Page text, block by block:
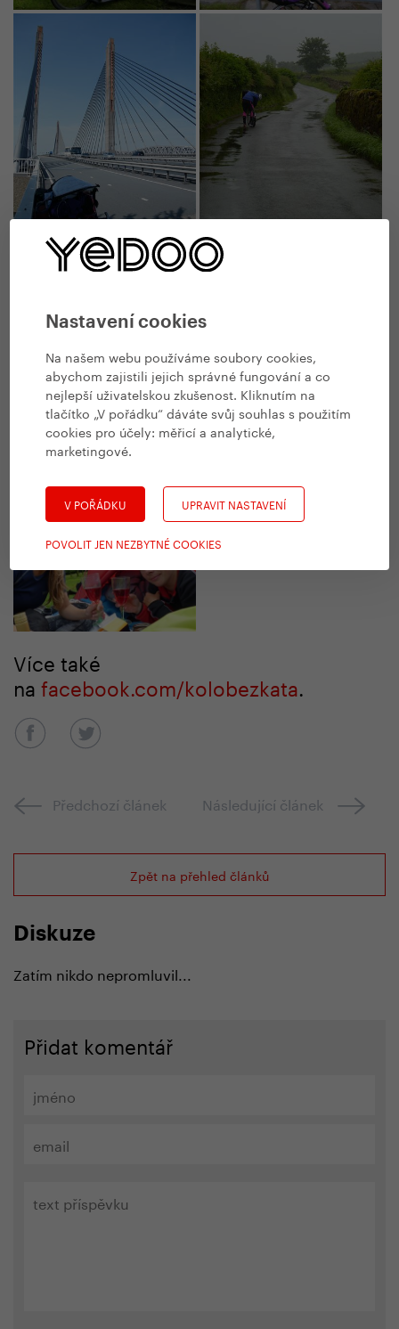
Nastavení cookies
Na našem webu používáme soubory cookies,
abychom zajistili jejich správné fungování a co
nejlepší uživatelskou zkušenost. Kliknutím na
tlačítko „V pořádku“ dáváte svůj souhlas s použitím
cookies pro účely: měřicí a analytické,
marketingové.
V POŘÁDKU UPRAVIT NASTAVENÍ
POVOLIT JEN NEZBYTNÉ COOKIES
Více také
na facebook.com/kolobezkata.
Předchozí článek Následující článek
Zpět na přehled článků
Diskuze
Zatím nikdo nepromluvil...
Přidat komentář